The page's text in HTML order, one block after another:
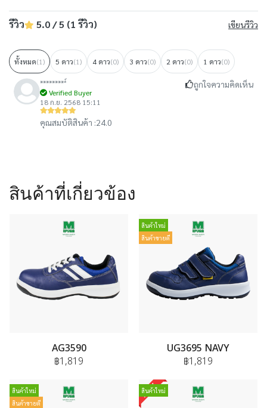
รีวิว 5.0 / 5 (1 รีวิว) เขียนรีวิว
ทั้งหมด(1) 5 ดาว(1) 4 ดาว(0) 3 ดาว(0) 2 ดาว(0) 1 ดาว(0)
*********์
Verified Buyer
18 ก.ย. 2568 15:11
คุณสมบัติสินค้า :24.0
ถูกใจความคิดเห็น
สินค้าที่เกี่ยวข้อง
AG3590
฿1,819
สินค้าใหม่
สินค้าขายดี
UG3695 NAVY
฿1,819
สินค้าใหม่
สินค้าขายดี
สินค้าใหม่